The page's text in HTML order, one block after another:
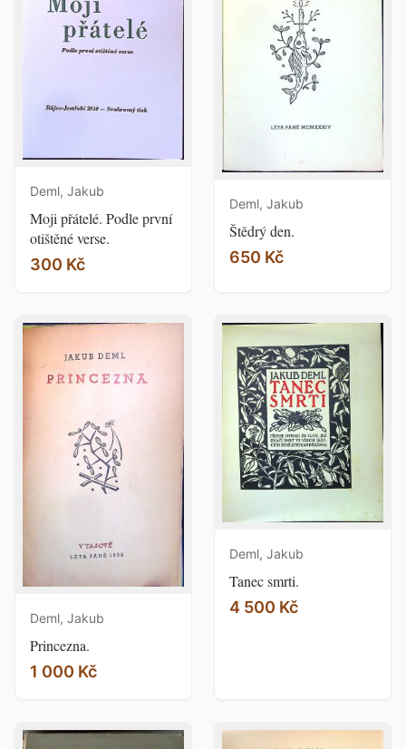
Deml, Jakub
Moji přátelé. Podle první
otištěné verse.
300 Kč
Deml, Jakub
Štědrý den.
650 Kč
Deml, Jakub
Princezna.
1 000 Kč
Deml, Jakub
Tanec smrti.
4 500 Kč